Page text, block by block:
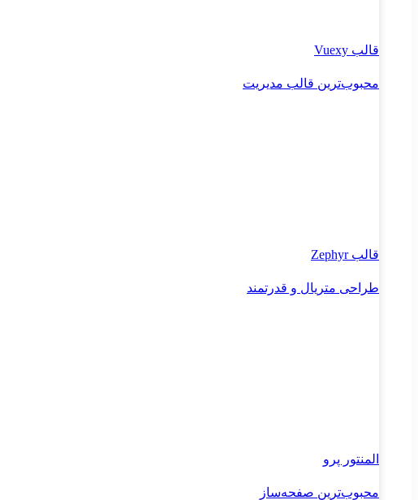
قالب Vuexy
محبوب‌ترین قالب مدیریت
قالب Zephyr
طراحی متریال و قدرتمند
المنتور پرو
محبوب‌ترین صفحه‌ساز